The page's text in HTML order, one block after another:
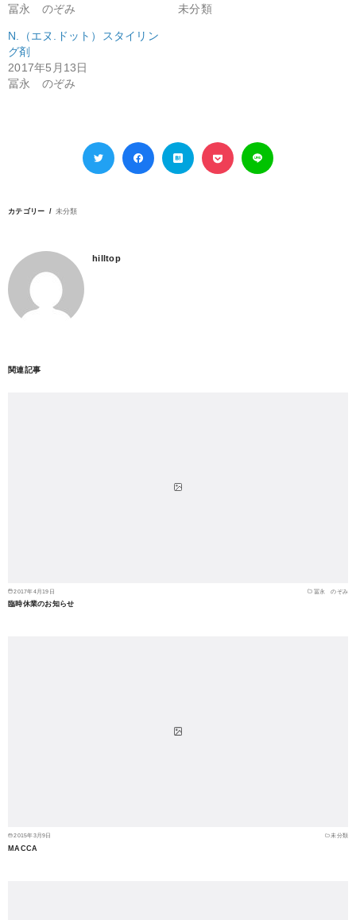
冨永 のぞみ
未分類
N.（エヌ.ドット）スタイリン
グ剤
2017年5月13日
冨永 のぞみ
カテゴリー 未分類
hilltop
関連記事
2017年4月19日 冨永 のぞみ
臨時休業のお知らせ
2015年3月9日 未分類
MACCA